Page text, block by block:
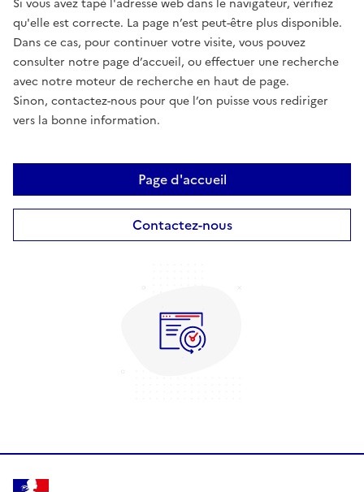
Si vous avez tapé l'adresse web dans le navigateur, vérifiez
qu'elle est correcte. La page n’est peut-être plus disponible.
Dans ce cas, pour continuer votre visite, vous pouvez
consulter notre page d’accueil, ou effectuer une recherche
avec notre moteur de recherche en haut de page.
Sinon, contactez-nous pour que l’on puisse vous rediriger
vers la bonne information.
Page d'accueil
Contactez-nous